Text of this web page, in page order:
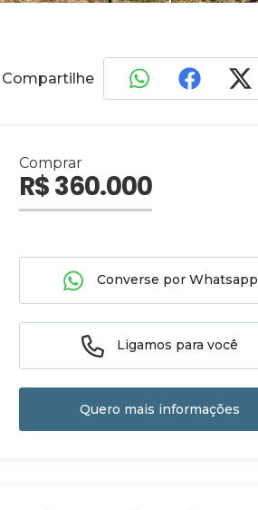
Compartilhe
Comprar
R$ 360.000
Converse por Whatsapp
Ligamos para você
Quero mais informações